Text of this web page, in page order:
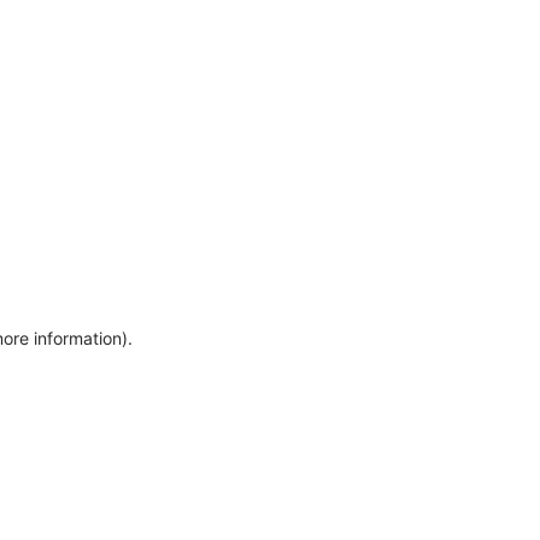
information).